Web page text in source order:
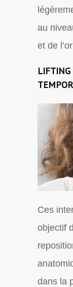
au
et de
Ces
objectif
dans la